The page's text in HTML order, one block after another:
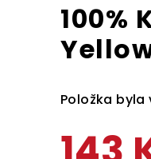
100%
Položka